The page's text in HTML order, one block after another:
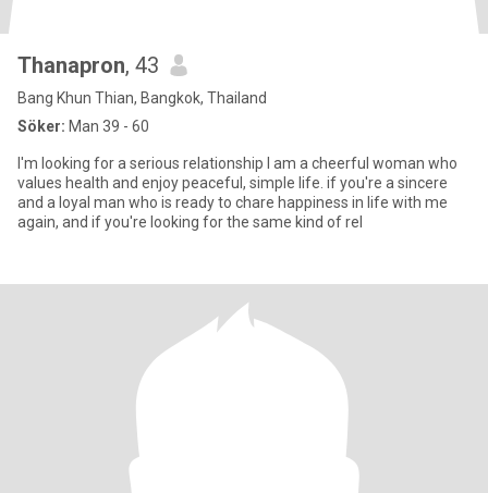
Thanapron, 43
Bang Khun Thian, Bangkok, Thailand
Söker: Man 39 - 60
I'm looking for a serious relationship l am a cheerful woman who
values health and enjoy peaceful, simple life. if you're a sincere
and a loyal man who is ready to chare happiness in life with me
again, and if you're looking for the same kind of rel